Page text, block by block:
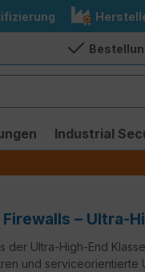
Industrial
– Ultra-
der Ultra-High-End
und